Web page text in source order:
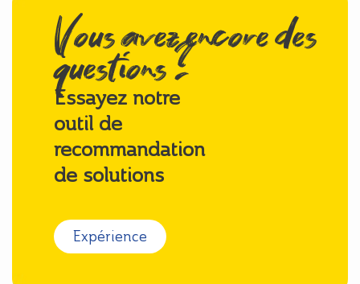
Vous avez encore des
questions ?
Essayez notre
outil de
recommandation
de solutions
Expérience